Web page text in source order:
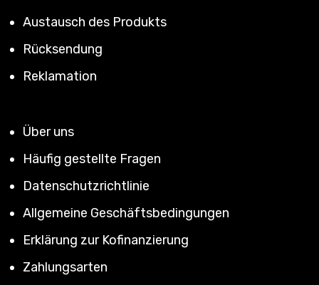
Austausch des Produkts
Rücksendung
Reklamation
Über uns
Häufig gestellte Fragen
Datenschutzrichtlinie
Allgemeine Geschäftsbedingungen
Erklärung zur Kofinanzierung
Zahlungsarten